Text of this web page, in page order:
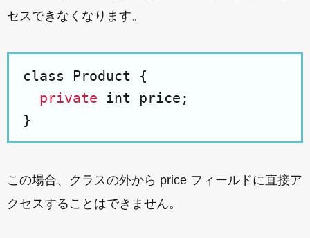
セスできなくなります。
class Product {
private int price;
この場合、クラスの外から price フィールドに直接ア
クセスすることはできません。